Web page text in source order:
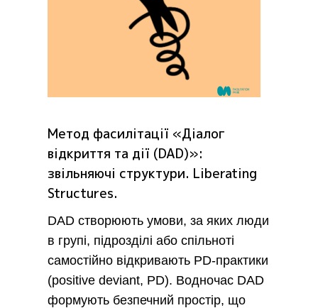
Метод фасилітації «Діалог
відкриття та дії (DAD)»:
звільняючі структури. Liberating
Structures.
DAD створюють умови, за яких люди
в групі, підрозділі або спільноті
самостійно відкривають PD-практики
(positive deviant, PD). Водночас DAD
формують безпечний простір, що